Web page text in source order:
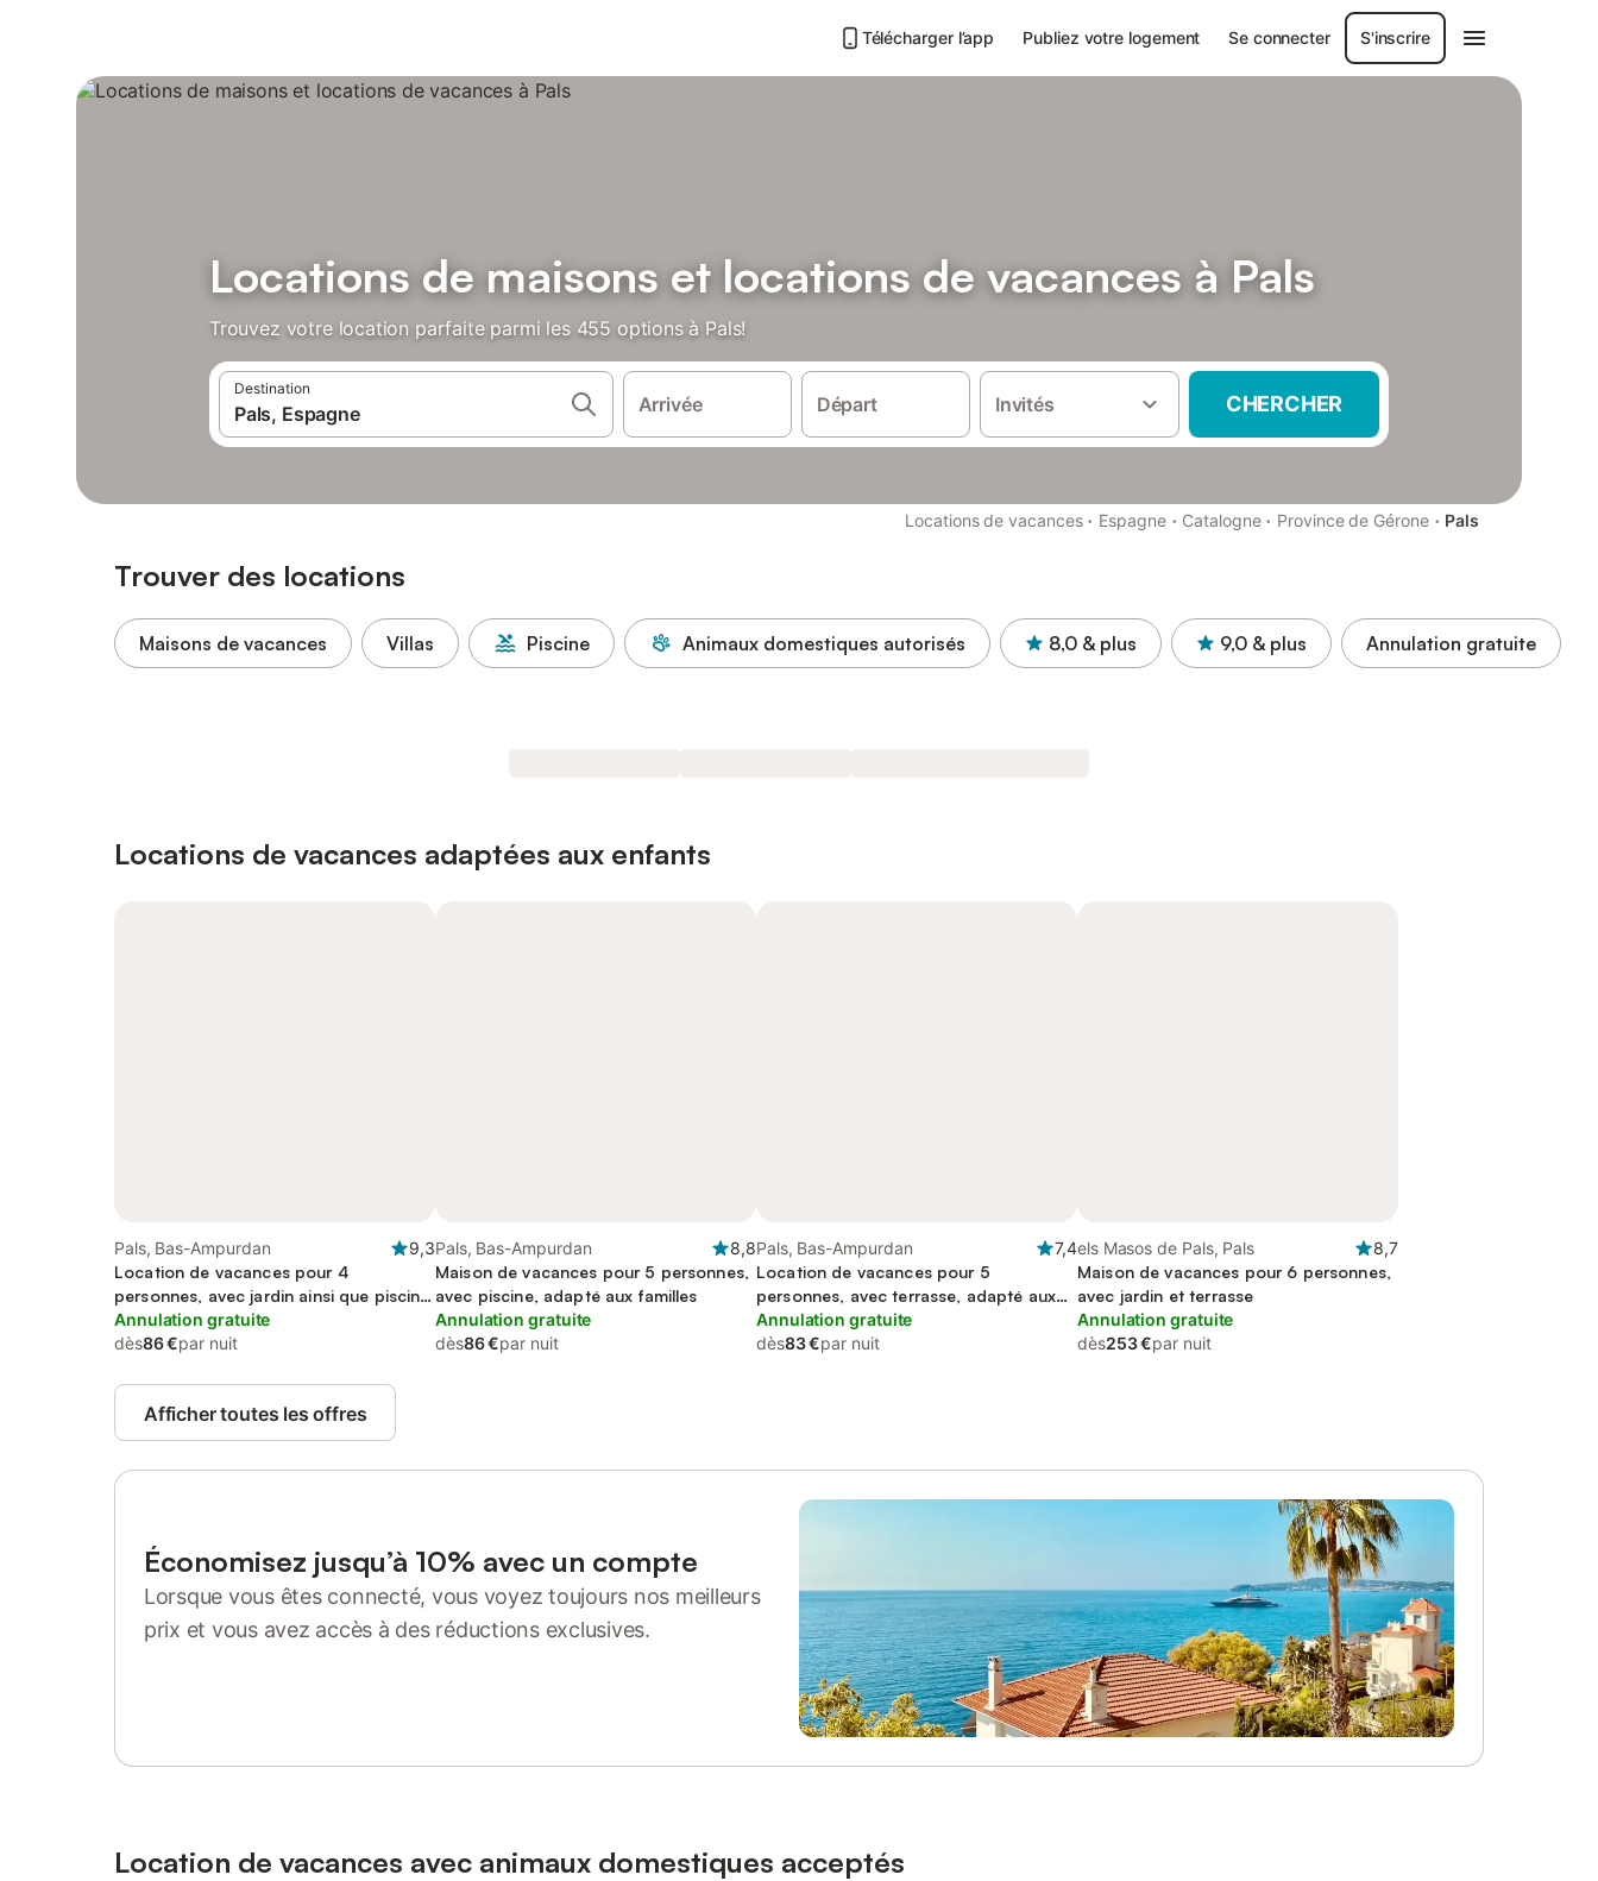
Télécharger l’app Publiez votre logement Se connecter S'inscrire
Locations de maisons et locations de vacances à Pals
Trouvez votre location parfaite parmi les 455 options à Pals!
Destination
Arrivée Départ Invités CHERCHER
Locations de vacances · Espagne · Catalogne · Province de Gérone · Pals
Trouver des locations
Maisons de vacances Villas Piscine Animaux domestiques autorisés 8,0 & plus 9,0 & plus Annulation gratuite
Locations de vacances adaptées aux enfants
Pals, Bas-Ampurdan
9,3
Location de vacances pour 4
personnes, avec jardin ainsi que piscine
et terrasse
Annulation gratuite
dès86 €par nuit
Pals, Bas-Ampurdan
8,8
Maison de vacances pour 5 personnes,
avec piscine, adapté aux familles
Annulation gratuite
dès86 €par nuit
Pals, Bas-Ampurdan
7,4
Location de vacances pour 5
personnes, avec terrasse, adapté aux
familles
Annulation gratuite
dès83 €par nuit
els Masos de Pals, Pals
8,7
Maison de vacances pour 6 personnes,
avec jardin et terrasse
Annulation gratuite
dès253 €par nuit
Afficher toutes les offres
Économisez jusqu’à 10% avec un compte
Lorsque vous êtes connecté, vous voyez toujours nos meilleurs
prix et vous avez accès à des réductions exclusives.
Location de vacances avec animaux domestiques acceptés